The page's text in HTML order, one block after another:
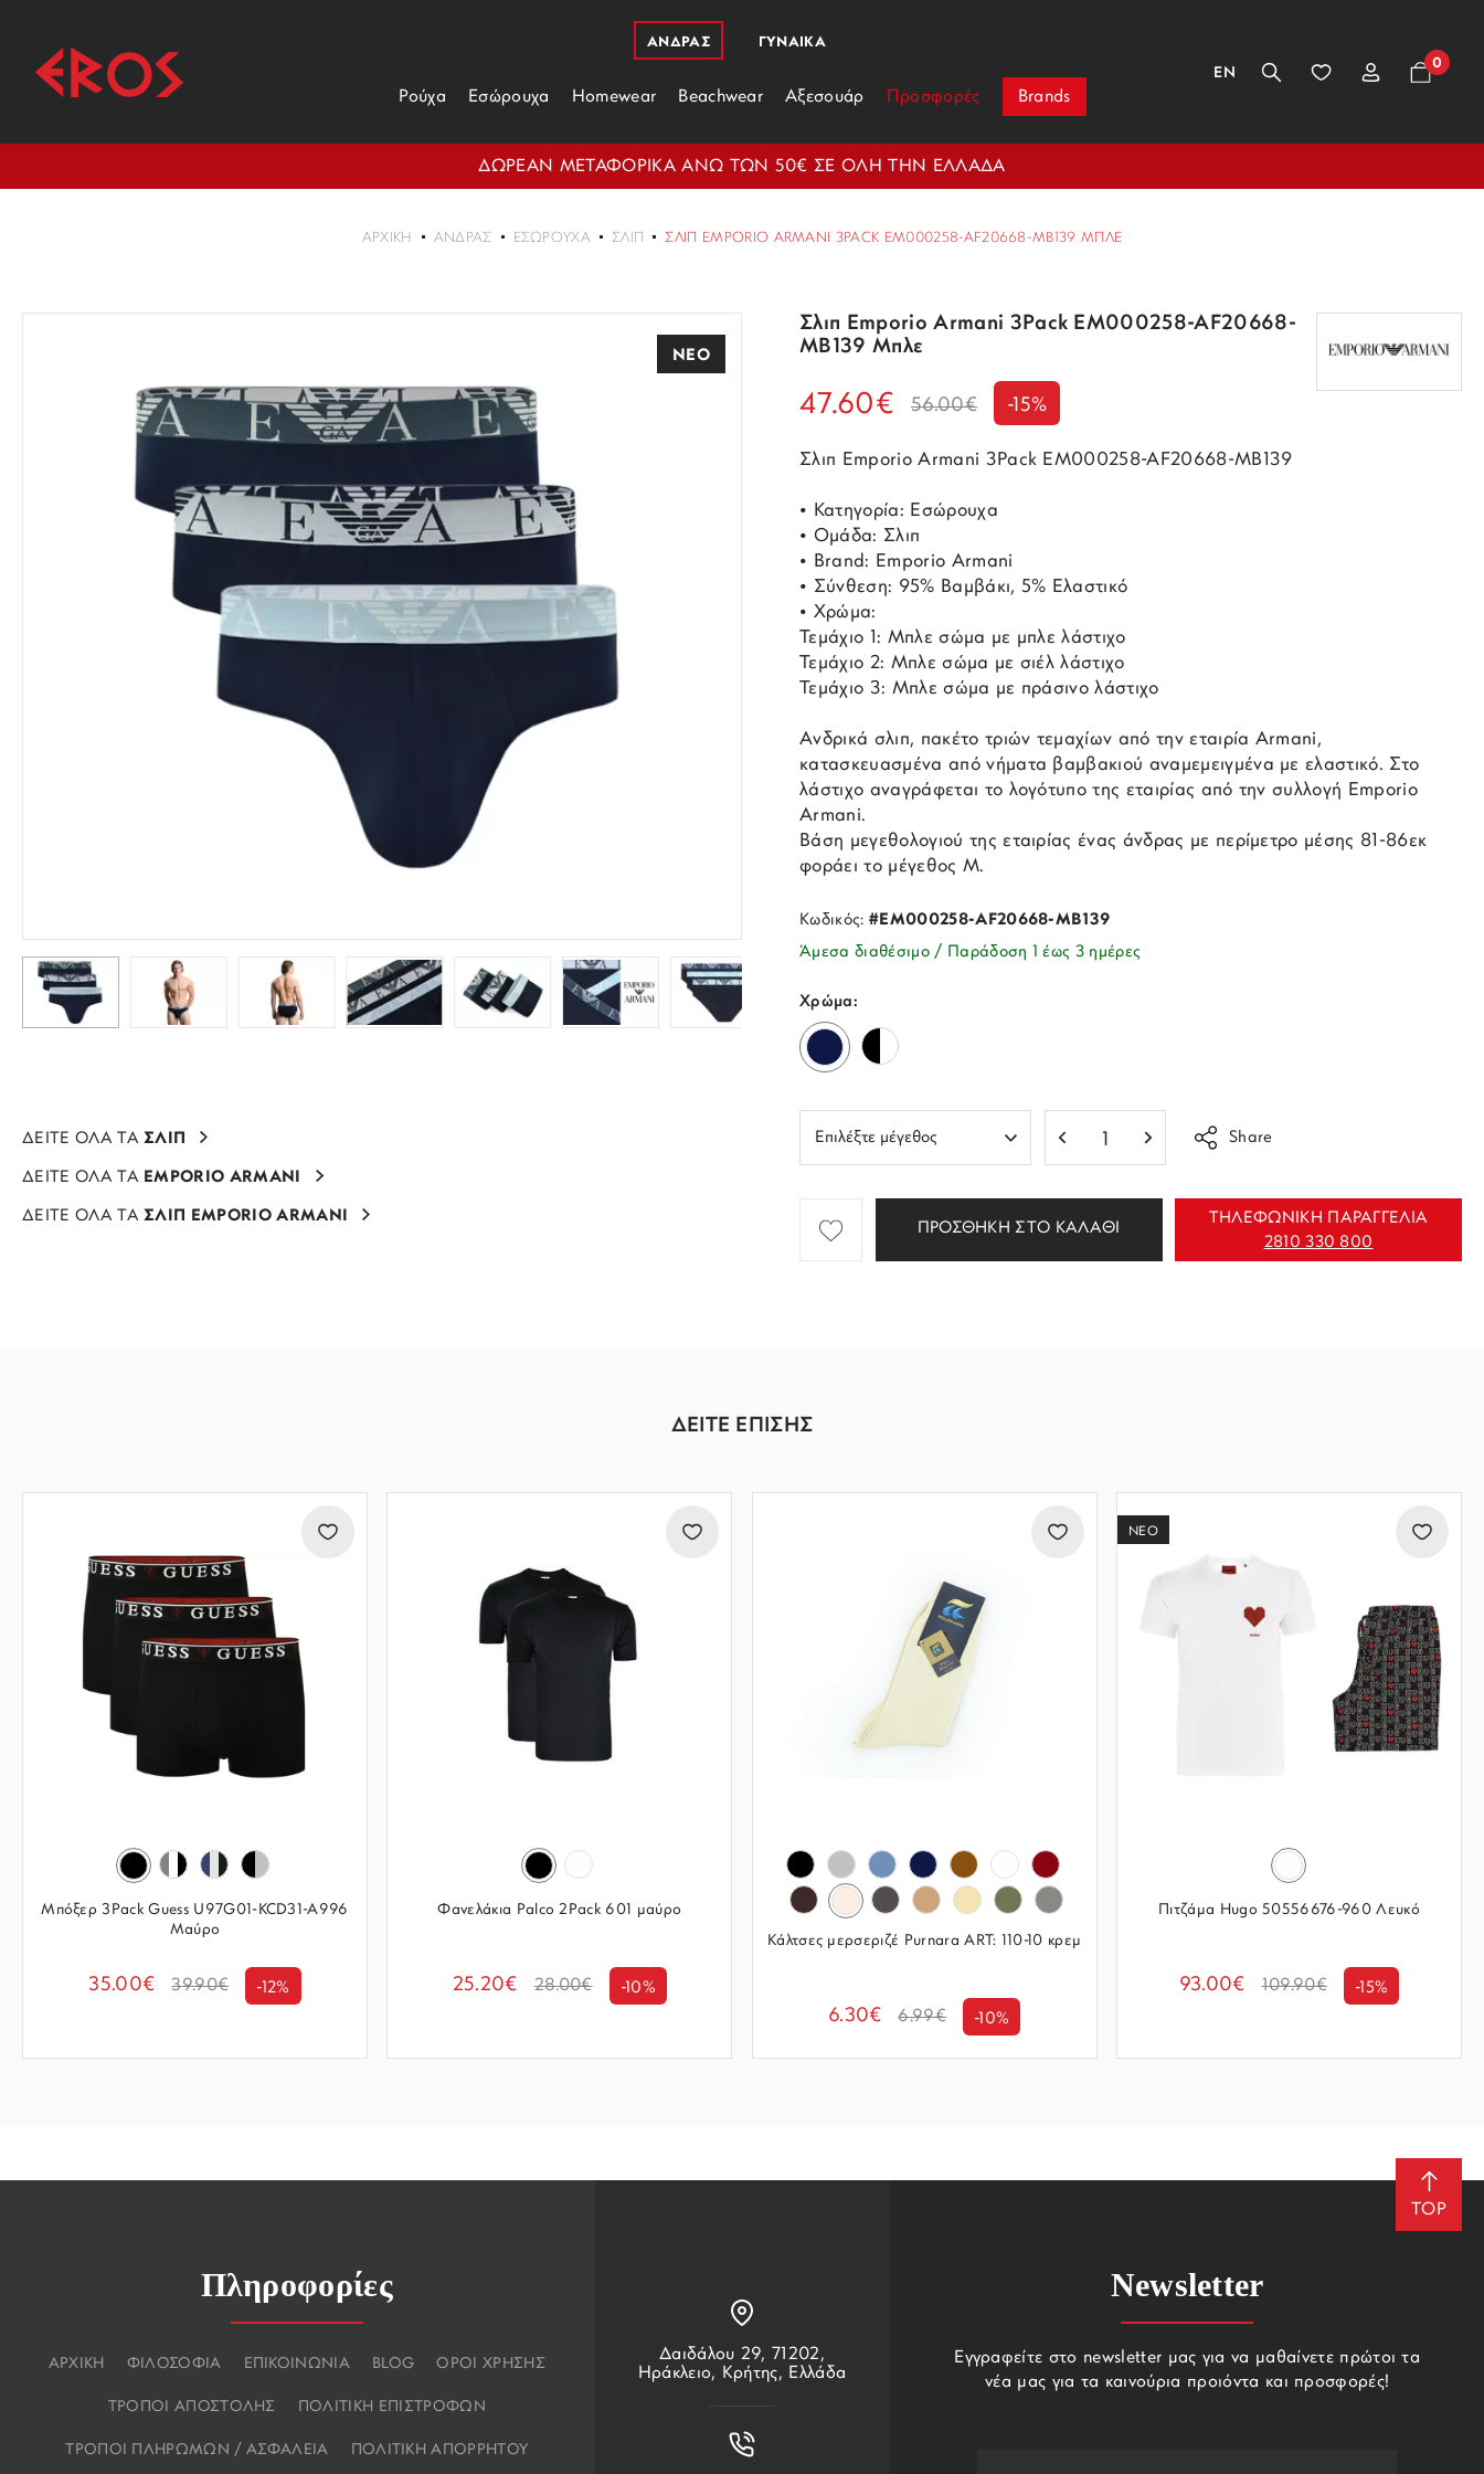
ΑΝΔΡΑΣ
Ρούχα Εσώρουχα Homewear Beachwear Αξεσουάρ Προσφορές Brands
ΓΥΝΑΙΚΑ
EN
0
ΔΩΡΕΑΝ ΜΕΤΑΦΟΡΙΚΑ ΑΝΩ ΤΩΝ 50€ ΣΕ ΟΛΗ ΤΗΝ ΕΛΛΑΔΑ
ΑΡΧΙΚΉ ΑΝΔΡΑΣ ΕΣΏΡΟΥΧΑ ΣΛΙΠ ΣΛΙΠ EMPORIO ARMANI 3PACK EM000258-AF20668-MB139 ΜΠΛΕ
ΝΕΟ
ΔΕΙΤΕ ΟΛΑ ΤΑΣΛΙΠ
ΔΕΙΤΕ ΟΛΑ ΤΑ EMPORIO ARMANI
ΔΕΙΤΕ ΟΛΑ ΤΑΣΛΙΠ EMPORIO ARMANI
Σλιπ Emporio Armani 3Pack EM000258-AF20668-
MB139 Μπλε
47.60€ 56.00€ -15%
Σλιπ Emporio Armani 3Pack EM000258-AF20668-MB139
• Κατηγορία: Εσώρουχα
• Ομάδα: Σλιπ
• Brand: Emporio Armani
• Σύνθεση: 95% Βαμβάκι, 5% Ελαστικό
• Χρώμα:
Τεμάχιο 1: Μπλε σώμα με μπλε λάστιχο
Τεμάχιο 2: Μπλε σώμα με σιέλ λάστιχο
Τεμάχιο 3: Μπλε σώμα με πράσινο λάστιχο
Ανδρικά σλιπ, πακέτο τριών τεμαχίων από την εταιρία Armani,
κατασκευασμένα από νήματα βαμβακιού αναμεμειγμένα με ελαστικό. Στο
λάστιχο αναγράφεται το λογότυπο της εταιρίας από την συλλογή Emporio
Armani.
Βάση μεγεθολογιού της εταιρίας ένας άνδρας με περίμετρο μέσης 81-86εκ
φοράει το μέγεθος Μ.
Κωδικός:#EM000258-AF20668-MB139
Άμεσα διαθέσιμο / Παράδοση 1 έως 3 ημέρες
Χρώμα:
Share
ΠΡΟΣΘΗΚΗ ΣΤΟ ΚΑΛΑΘΙ
ΤΗΛΕΦΩΝΙΚΗ ΠΑΡΑΓΓΕΛΙΑ
2810 330 800
ΔΕΙΤΕ ΕΠΙΣΗΣ
Μπόξερ 3Pack Guess U97G01-KCD31-A996
Μαύρο
35.00€ 39.90€ -12%
Φανελάκια Palco 2Pack 601 μαύρο
25.20€ 28.00€ -10%
Κάλτσες μερσεριζέ Purnara ART: 110-10 κρεμ
6.30€ 6.99€ -10%
ΝΕΟ
Πιτζάμα Hugo 50556676-960 Λευκό
93.00€ 109.90€ -15%
TOP
Πληροφορίες
ΑΡΧΙΚΗ ΦΙΛΟΣΟΦΙΑ ΕΠΙΚΟΙΝΩΝΙΑ BLOG ΟΡΟΙ ΧΡΗΣΗΣ
ΤΡΟΠΟΙ ΑΠΟΣΤΟΛΗΣ ΠΟΛΙΤΙΚΗ ΕΠΙΣΤΡΟΦΩΝ
ΤΡΟΠΟΙ ΠΛΗΡΩΜΩΝ / ΑΣΦΑΛΕΙΑ ΠΟΛΙΤΙΚΗ ΑΠΟΡΡΗΤΟΥ
Δαιδάλου 29, 71202,
Ηράκλειο, Κρήτης, Ελλάδα
Newsletter
Εγγραφείτε στο newsletter μας για να μαθαίνετε πρώτοι τα
νέα μας για τα καινούρια προιόντα και προσφορές!